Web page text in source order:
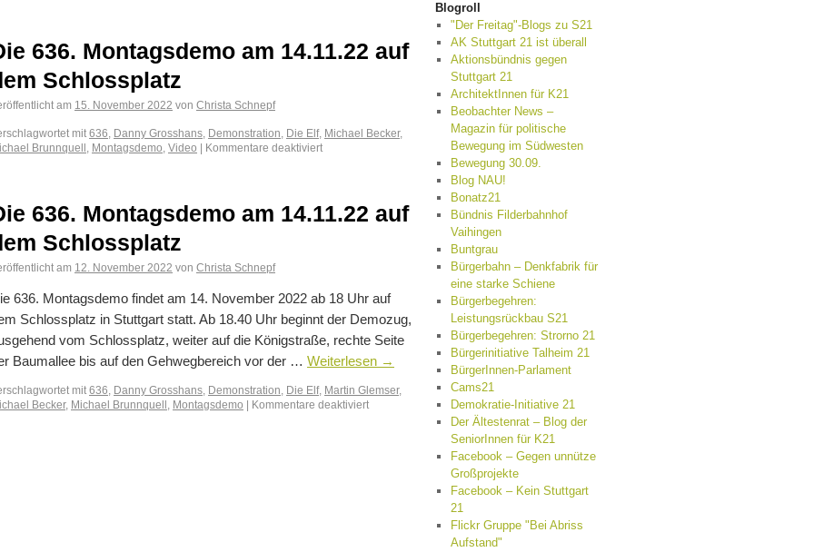
636. Montagsdemo am 14.11.22 auf
Schlossplatz
am 15. November 2022 von Christa Schnepf
mit 636 Danny Grosshans Demonstration Die Elf, Michael Becker,
Brunnquell
Montagsdemo Video | Kommentare deaktiviert
636. Montagsdemo am 14.11.22 auf
Schlossplatz
am 12. November 2022 von Christa Schnepf
636. Montagsdemo findet am 14. November 2022 ab 18 Uhr auf
Schlossplatz in Stuttgart statt. Ab 18.40 Uhr beginnt der Demozug,
vom Schlossplatz, weiter auf die Königstraße, rechte Seite
Baumallee bis auf den Gehwegbereich vor der … Weiterlesen →
mit 636 Danny Grosshans Demonstration Die Elf, Martin Glemser,
Becker, Michael Brunnquell Montagsdemo | Kommentare deaktiviert
Blogroll
"Der Freitag"-Blogs zu S21
AK Stuttgart 21 ist überall
Aktionsbündnis gegen
Stuttgart 21
ArchitektInnen für K21
Beobachter News –
Magazin für politische
Bewegung im Südwesten
Bewegung 30.09.
Blog NAU!
Bonatz21
Bündnis Filderbahnhof
Vaihingen
Buntgrau
Bürgerbahn – Denkfabrik für
eine starke Schiene
Bürgerbegehren:
Leistungsrückbau S21
Bürgerbegehren: Strorno 21
Bürgerinitiative Talheim 21
BürgerInnen-Parlament
Cams21
Demokratie-Initiative 21
Der Ältestenrat – Blog der
SeniorInnen für K21
Facebook – Gegen unnütze
Großprojekte
Facebook – Kein Stuttgart
21
Flickr Gruppe "Bei Abriss
Aufstand"